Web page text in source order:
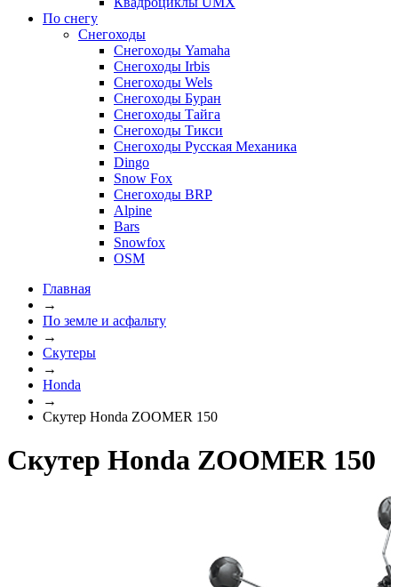
По снегу
Снегоходы
Снегоходы Yamaha
Снегоходы Irbis
Снегоходы Wels
Снегоходы Буран
Снегоходы Тайга
Снегоходы Тикси
Снегоходы Русская Механика
Dingo
Snow Fox
Снегоходы BRP
Alpine
Bars
Snowfox
OSM
Главная
→
По земле и асфальту
→
Скутеры
→
Honda
→
Скутер Honda ZOOMER 150
Скутер Honda ZOOMER 150